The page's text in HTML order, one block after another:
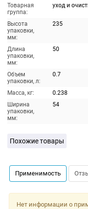
Товарная
группа:
уход и
Высота
упаковки,
мм:
235
Длина
упаковки,
мм:
50
Объем
упаковки, л:
0.7
Масса, кг:
0.238
Ширина
упаковки,
мм:
54
Похожие товары
Применимость
Нет информации о